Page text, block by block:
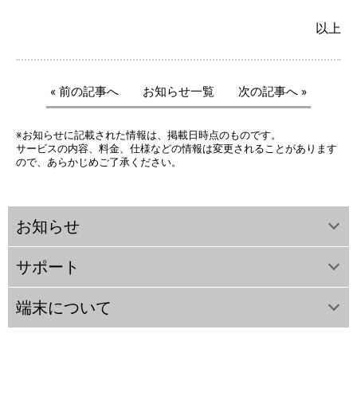
以上
« 前の記事へ お知らせ一覧 次の記事へ »
※お知らせに記載された情報は、掲載日時点のものです。
サービスの内容、料金、仕様などの情報は変更されることがあります
ので、あらかじめご了承ください。
お知らせ
サポート
端末について